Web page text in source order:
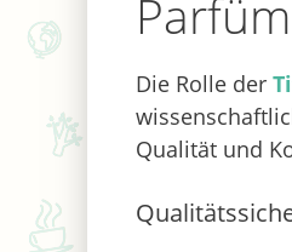
Die Rolle der
Qualität und